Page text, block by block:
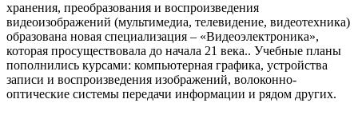
хранения, преобразования и воспроизведения
видеоизображений (мультимедиа, телевидение, видеотехника)
образована новая специализация – «Видеоэлектроника»,
которая просуществовала до начала 21 века.. Учебные планы
пополнились курсами: компьютерная графика, устройства
записи и воспроизведения изображений, волоконно-
оптические системы передачи информации и рядом других.